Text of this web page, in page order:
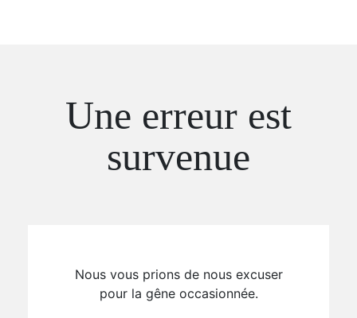
Une erreur est
survenue
Nous vous prions de nous excuser
pour la gêne occasionnée.